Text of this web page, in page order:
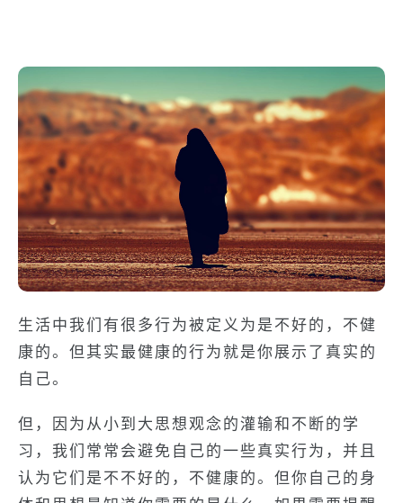
生活中我们有很多行为被定义为是不好的，不健
康的。但其实最健康的行为就是你展示了真实的
自己。
但，因为从小到大思想观念的灌输和不断的学
习，我们常常会避免自己的一些真实行为，并且
认为它们是不不好的，不健康的。但你自己的身